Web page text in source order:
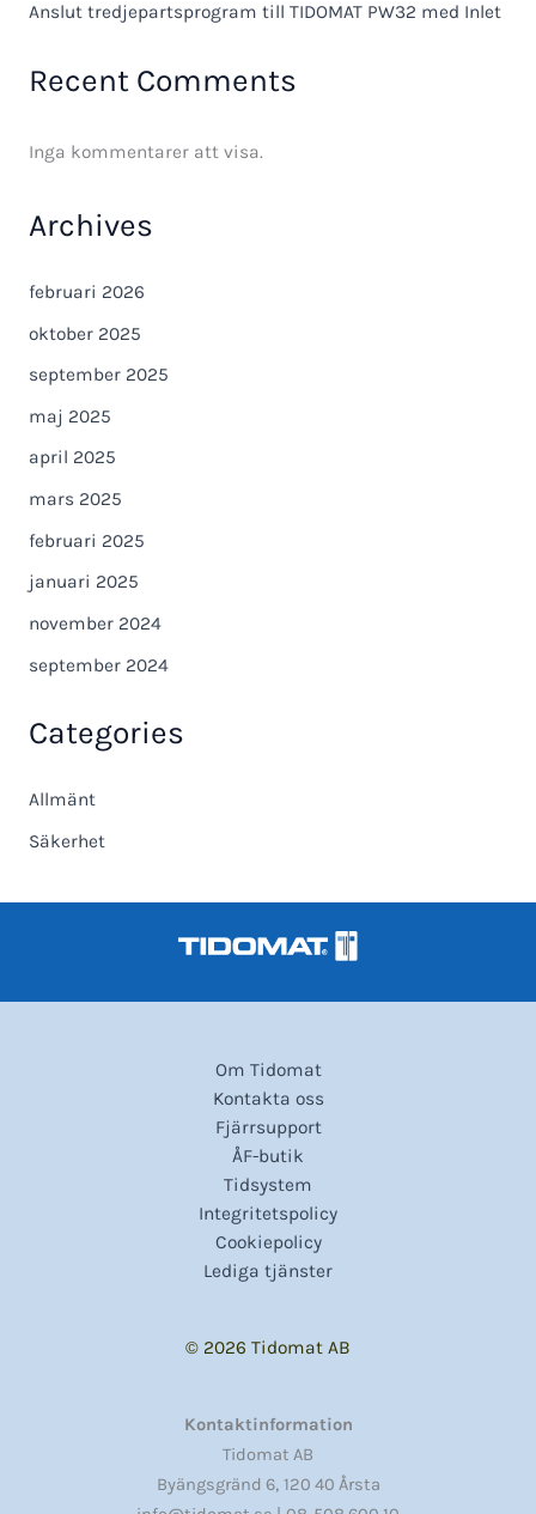
Anslut tredjepartsprogram till TIDOMAT PW32 med Inlet
Recent Comments
Inga kommentarer att visa.
Archives
februari 2026
oktober 2025
september 2025
maj 2025
april 2025
mars 2025
februari 2025
januari 2025
november 2024
september 2024
Categories
Allmänt
Säkerhet
Om Tidomat
Kontakta oss
Fjärrsupport
ÅF-butik
Tidsystem
Integritetspolicy
Cookiepolicy
Lediga tjänster
© 2026 Tidomat AB
Kontaktinformation
Tidomat AB
Byängsgränd 6, 120 40 Årsta